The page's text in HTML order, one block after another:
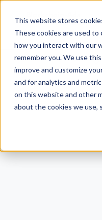
This website stores
These cookies are used
how you interact with our
remember you. We use
improve and customize
and for analytics and
on this website and other
about the cookies we use,
区块链广告
定位加密用户
Ekokotu Emmanuel